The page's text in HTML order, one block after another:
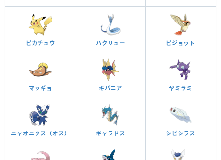
ピカチュウ ハクリュー ピジョット
マッギョ キバニア ヤミラミ
ニャオニクス（オス） ギャラドス シビシラス